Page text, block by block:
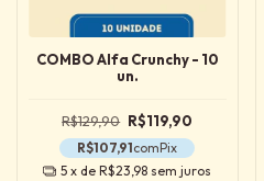
COMBO Alfa Crunchy - 10
un.
R$129,90 R$119,90
R$107,91comPix
5 x deR$23,98 sem juros